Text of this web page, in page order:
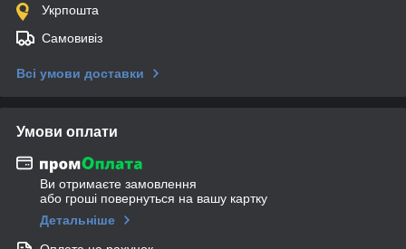
Укрпошта
Самовивіз
Всі умови доставки
Умови оплати
Ви отримаєте замовлення
або гроші повернуться на вашу картку
Детальніше